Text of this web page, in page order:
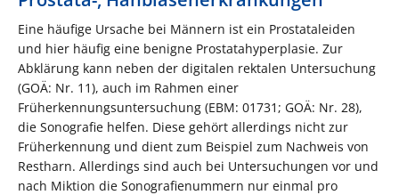
Eine häufige Ursache bei Männern ist ein Prostataleiden
und hier häufig eine benigne Prostatahyperplasie. Zur
Abklärung kann neben der digitalen rektalen Untersuchung
(GOÄ: Nr. 11), auch im Rahmen einer
Früherkennungsuntersuchung (EBM: 01731; GOÄ: Nr. 28),
die Sonografie helfen. Diese gehört allerdings nicht zur
Früherkennung und dient zum Beispiel zum Nachweis von
Restharn. Allerdings sind auch bei Untersuchungen vor und
nach Miktion die Sonografienummern nur einmal pro